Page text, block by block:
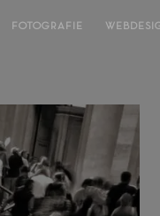
FOTOGRAFIE